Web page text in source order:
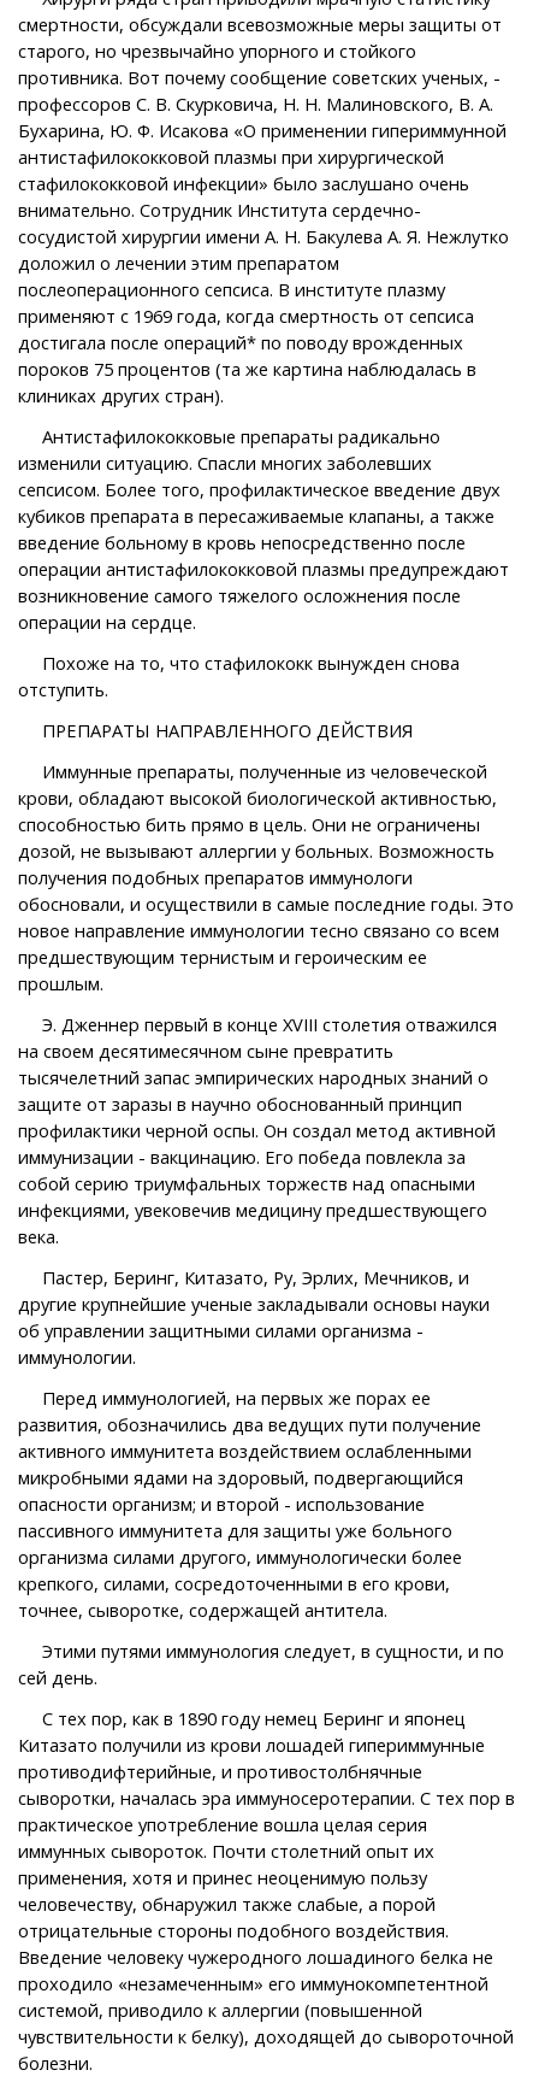
смертности, обсуждали всевозможные меры защиты от
старого, но чрезвычайно упорного и стойкого
противника. Вот почему сообщение советских ученых, -
профессоров С. В. Скурковича, Н. Н. Малиновского, В. А.
Бухарина, Ю. Ф. Исакова «О применении гипериммунной
антистафилококковой плазмы при хирургической
стафилококковой инфекции» было заслушано очень
внимательно. Сотрудник Института сердечно-
сосудистой хирургии имени А. Н. Бакулева А. Я. Нежлутко
доложил о лечении этим препаратом
послеоперационного сепсиса. В институте плазму
применяют с 1969 года, когда смертность от сепсиса
достигала после операций* по поводу врожденных
пороков 75 процентов (та же картина наблюдалась в
клиниках других стран).
Антистафилококковые препараты радикально
изменили ситуацию. Спасли многих заболевших
сепсисом. Более того, профилактическое введение двух
кубиков препарата в пересаживаемые клапаны, а также
введение больному в кровь непосредственно после
операции антистафилококковой плазмы предупреждают
возникновение самого тяжелого осложнения после
операции на сердце.
Похоже на то, что стафилококк вынужден снова
отступить.
ПРЕПАРАТЫ НАПРАВЛЕННОГО ДЕЙСТВИЯ
Иммунные препараты, полученные из человеческой
крови, обладают высокой биологической активностью,
способностью бить прямо в цель. Они не ограничены
дозой, не вызывают аллергии у больных. Возможность
получения подобных препаратов иммунологи
обосновали, и осуществили в самые последние годы. Это
новое направление иммунологии тесно связано со всем
предшествующим тернистым и героическим ее
прошлым.
Э. Дженнер первый в конце XVIII столетия отважился
на своем десятимесячном сыне превратить
тысячелетний запас эмпирических народных знаний о
защите от заразы в научно обоснованный принцип
профилактики черной оспы. Он создал метод активной
иммунизации - вакцинацию. Его победа повлекла за
собой серию триумфальных торжеств над опасными
инфекциями, увековечив медицину предшествующего
века.
Пастер, Беринг, Китазато, Ру, Эрлих, Мечников, и
другие крупнейшие ученые закладывали основы науки
об управлении защитными силами организма -
иммунологии.
Перед иммунологией, на первых же порах ее
развития, обозначились два ведущих пути получение
активного иммунитета воздействием ослабленными
микробными ядами на здоровый, подвергающийся
опасности организм; и второй - использование
пассивного иммунитета для защиты уже больного
организма силами другого, иммунологически более
крепкого, силами, сосредоточенными в его крови,
точнее, сыворотке, содержащей антитела.
Этими путями иммунология следует, в сущности, и по
сей день.
С тех пор, как в 1890 году немец Беринг и японец
Китазато получили из крови лошадей гипериммунные
противодифтерийные, и противостолбнячные
сыворотки, началась эра иммуносеротерапии. С тех пор в
практическое употребление вошла целая серия
иммунных сывороток. Почти столетний опыт их
применения, хотя и принес неоценимую пользу
человечеству, обнаружил также слабые, а порой
отрицательные стороны подобного воздействия.
Введение человеку чужеродного лошадиного белка не
проходило «незамеченным» его иммунокомпетентной
системой, приводило к аллергии (повышенной
чувствительности к белку), доходящей до сывороточной
болезни.